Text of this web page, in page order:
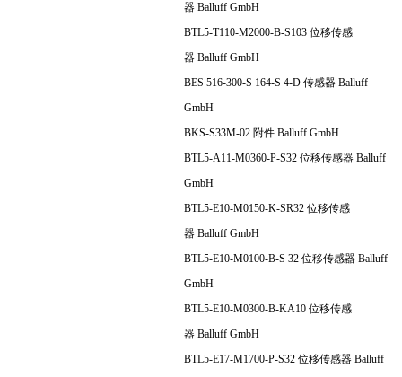
器 Balluff GmbH
BTL5-T110-M2000-B-S103 位移传感
器 Balluff GmbH
BES 516-300-S 164-S 4-D 传感器 Balluff
GmbH
BKS-S33M-02 附件 Balluff GmbH
BTL5-A11-M0360-P-S32 位移传感器 Balluff
GmbH
BTL5-E10-M0150-K-SR32 位移传感
器 Balluff GmbH
BTL5-E10-M0100-B-S 32 位移传感器 Balluff
GmbH
BTL5-E10-M0300-B-KA10 位移传感
器 Balluff GmbH
BTL5-E17-M1700-P-S32 位移传感器 Balluff